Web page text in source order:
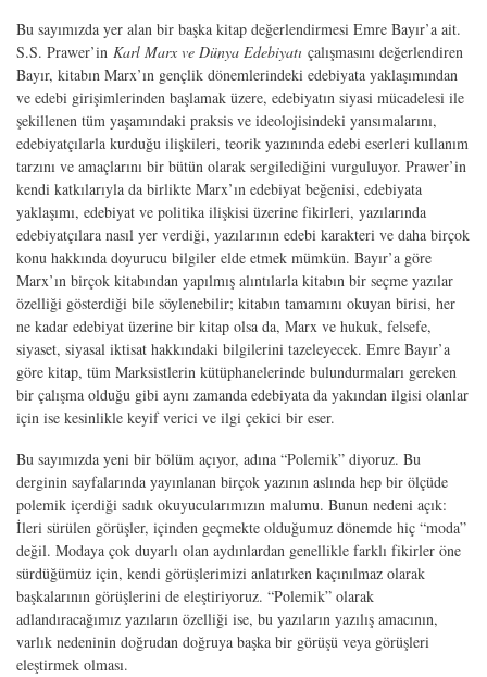
Bu sayımızda yer alan bir başka kitap değerlendirmesi Emre Bayır’a ait.
S.S. Prawer’in Karl Marx ve Dünya Edebiyatı çalışmasını değerlendiren
Bayır, kitabın Marx’ın gençlik dönemlerindeki edebiyata yaklaşımından
ve edebi girişimlerinden başlamak üzere, edebiyatın siyasi mücadelesi ile
şekillenen tüm yaşamındaki praksis ve ideolojisindeki yansımalarını,
edebiyatçılarla kurduğu ilişkileri, teorik yazınında edebi eserleri kullanım
tarzını ve amaçlarını bir bütün olarak sergilediğini vurguluyor. Prawer’in
kendi katkılarıyla da birlikte Marx’ın edebiyat beğenisi, edebiyata
yaklaşımı, edebiyat ve politika ilişkisi üzerine fikirleri, yazılarında
edebiyatçılara nasıl yer verdiği, yazılarının edebi karakteri ve daha birçok
konu hakkında doyurucu bilgiler elde etmek mümkün. Bayır’a göre
Marx’ın birçok kitabından yapılmış alıntılarla kitabın bir seçme yazılar
özelliği gösterdiği bile söylenebilir; kitabın tamamını okuyan birisi, her
ne kadar edebiyat üzerine bir kitap olsa da, Marx ve hukuk, felsefe,
siyaset, siyasal iktisat hakkındaki bilgilerini tazeleyecek. Emre Bayır’a
göre kitap, tüm Marksistlerin kütüphanelerinde bulundurmaları gereken
bir çalışma olduğu gibi aynı zamanda edebiyata da yakından ilgisi olanlar
için ise kesinlikle keyif verici ve ilgi çekici bir eser.
Bu sayımızda yeni bir bölüm açıyor, adına “Polemik” diyoruz. Bu
derginin sayfalarında yayınlanan birçok yazının aslında hep bir ölçüde
polemik içerdiği sadık okuyucularımızın malumu. Bunun nedeni açık:
İleri sürülen görüşler, içinden geçmekte olduğumuz dönemde hiç “moda”
değil. Modaya çok duyarlı olan aydınlardan genellikle farklı fikirler öne
sürdüğümüz için, kendi görüşlerimizi anlatırken kaçınılmaz olarak
başkalarının görüşlerini de eleştiriyoruz. “Polemik” olarak
adlandıracağımız yazıların özelliği ise, bu yazıların yazılış amacının,
varlık nedeninin doğrudan doğruya başka bir görüşü veya görüşleri
eleştirmek olması.